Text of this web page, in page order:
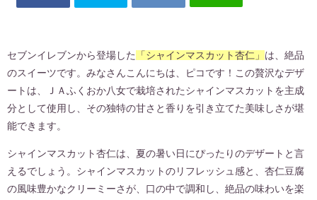
セブンイレブンから登場した 「シャインマスカット杏仁」 は、絶品
のスイーツです。みなさんこんにちは、ピコです！この贅沢なデザ
ートは、ＪＡふくおか八女で栽培されたシャインマスカットを主成
分として使用し、その独特の甘さと香りを引き立てた美味しさが堪
能できます。
シャインマスカット杏仁は、夏の暑い日にぴったりのデザートと言
えるでしょう。シャインマスカットのリフレッシュ感と、杏仁豆腐
の風味豊かなクリーミーさが、口の中で調和し、絶品の味わいを楽